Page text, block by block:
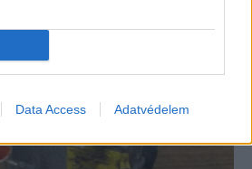
Data Access Adatvédelem